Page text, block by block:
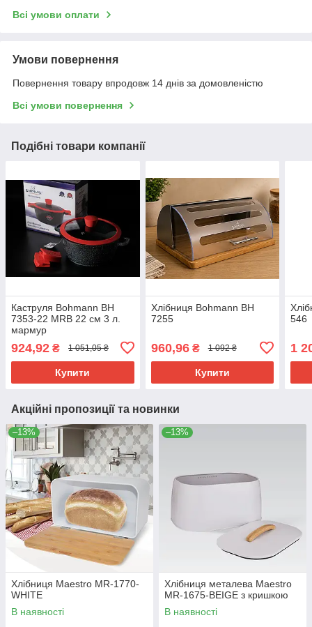
Всі умови оплати
Умови повернення
Повернення товару впродовж 14 днів за домовленістю
Всі умови повернення
Подібні товари компанії
Каструля Bohmann BH
7353-22 MRB 22 см 3 л.
мармур
924,92 ₴ 1 051,05 ₴
Купити
Хлібниця Bohmann BH
7255
960,96₴ 1 092 ₴
Купити
546
1
Акційні пропозиції та новинки
–13%
Хлібниця Maestro MR-1770-
WHITE
В наявності
–13%
Хлібниця металева Maestro
MR-1675-BEIGE з кришкою
В наявності